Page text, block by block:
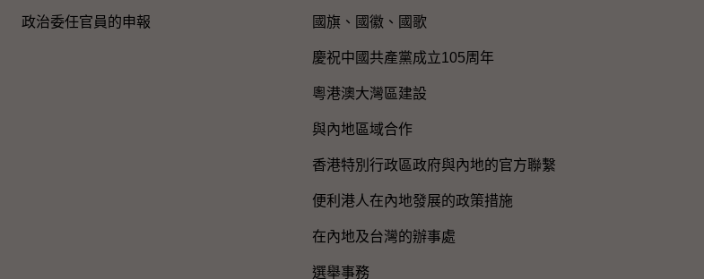
政治委任官員的申報 國旗、國徽、國歌
慶祝中國共產黨成立105周年
粵港澳大灣區建設
與內地區域合作
香港特別行政區政府與內地的官方聯繫
便利港人在內地發展的政策措施
在內地及台灣的辦事處
選舉事務